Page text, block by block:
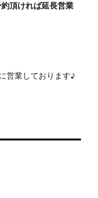
頂ければ延長営業
営業しております♪